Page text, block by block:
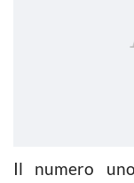
Il numero